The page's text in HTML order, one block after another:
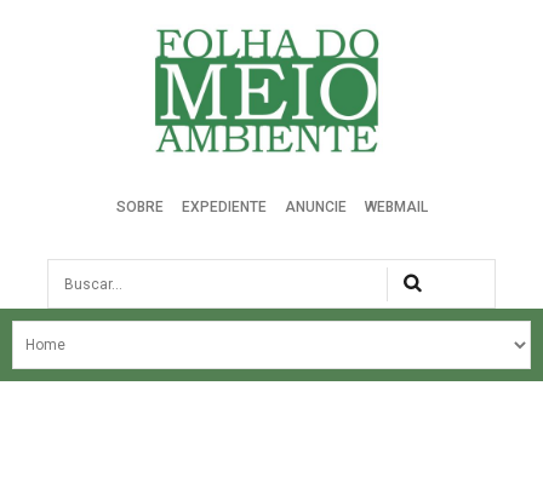
Folha do Meio Ambiente
SOBRE EXPEDIENTE ANUNCIE WEBMAIL
Busca
NOSSA HISTÓRIA